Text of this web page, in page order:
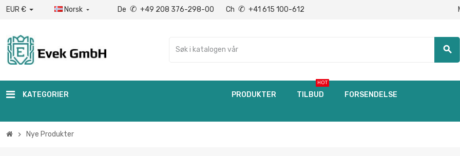
EUR € Norsk  De ✆ +49 208 376-298-00 Ch ✆ +41 615 100-612
search
KATEGORIER PRODUKTER TILBUD
HOT
FORSENDELSE
chevron_right Nye Produkter